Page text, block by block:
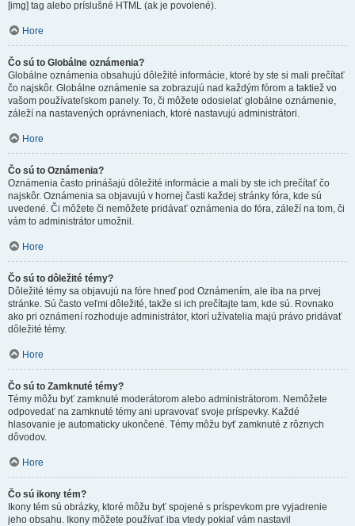
[img] tag alebo príslušné HTML (ak je povolené).
Hore
Čo sú to Globálne oznámenia?
Globálne oznámenia obsahujú dôležité informácie, ktoré by ste si mali prečítať
čo najskôr. Globálne oznámenie sa zobrazujú nad každým fórom a taktiež vo
vašom používateľskom panely. To, či môžete odosielať globálne oznámenie,
záleží na nastavených oprávneniach, ktoré nastavujú administrátori.
Hore
Čo sú to Oznámenia?
Oznámenia často prinášajú dôležité informácie a mali by ste ich prečítať čo
najskôr. Oznámenia sa objavujú v hornej časti každej stránky fóra, kde sú
uvedené. Či môžete či nemôžete pridávať oznámenia do fóra, záleží na tom, či
vám to administrátor umožnil.
Hore
Čo sú to dôležité témy?
Dôležité témy sa objavujú na fóre hneď pod Oznámením, ale iba na prvej
stránke. Sú často veľmi dôležité, takže si ich prečítajte tam, kde sú. Rovnako
ako pri oznámení rozhoduje administrátor, ktorí užívatelia majú právo pridávať
dôležité témy.
Hore
Čo sú to Zamknuté témy?
Témy môžu byť zamknuté moderátorom alebo administrátorom. Nemôžete
odpovedať na zamknuté témy ani upravovať svoje príspevky. Každé
hlasovanie je automaticky ukončené. Témy môžu byť zamknuté z rôznych
dôvodov.
Hore
Čo sú ikony tém?
Ikony tém sú obrázky, ktoré môžu byť spojené s príspevkom pre vyjadrenie
jeho obsahu. Ikony môžete používať iba vtedy pokiaľ vám nastavil